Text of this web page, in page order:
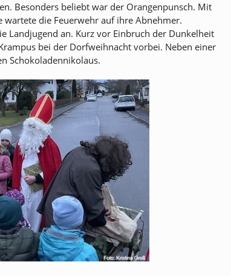
Besonders beliebt war der Orangenpunsch. Mit
die Feuerwehr auf ihre Abnehmer.
Landjugend an. Kurz vor Einbruch der Dunkelheit
bei der Dorfweihnacht vorbei. Neben einer
Schokoladennikolaus.